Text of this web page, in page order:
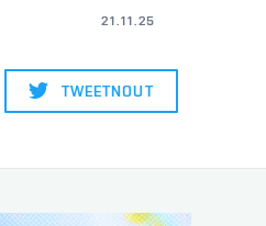
21.11.25
TWEETNOUT